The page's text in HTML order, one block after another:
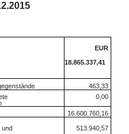
EUR
18.865.337,41
463,33
0,00
16.600.760,16
513.940,57